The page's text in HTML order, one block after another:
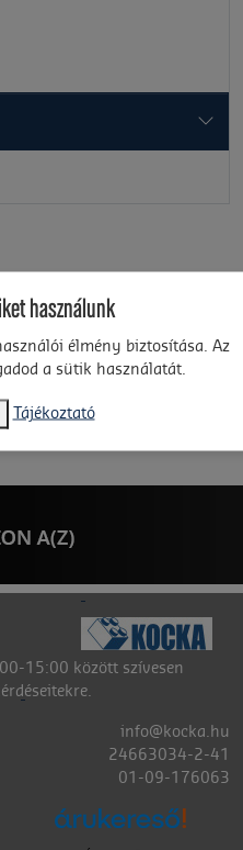
15:00 között szívesen
info@kocka.hu
24663034-2-41
01-09-176063
használunk
élmény biztosítása. Az
a sütik használatát.
Tájékoztató